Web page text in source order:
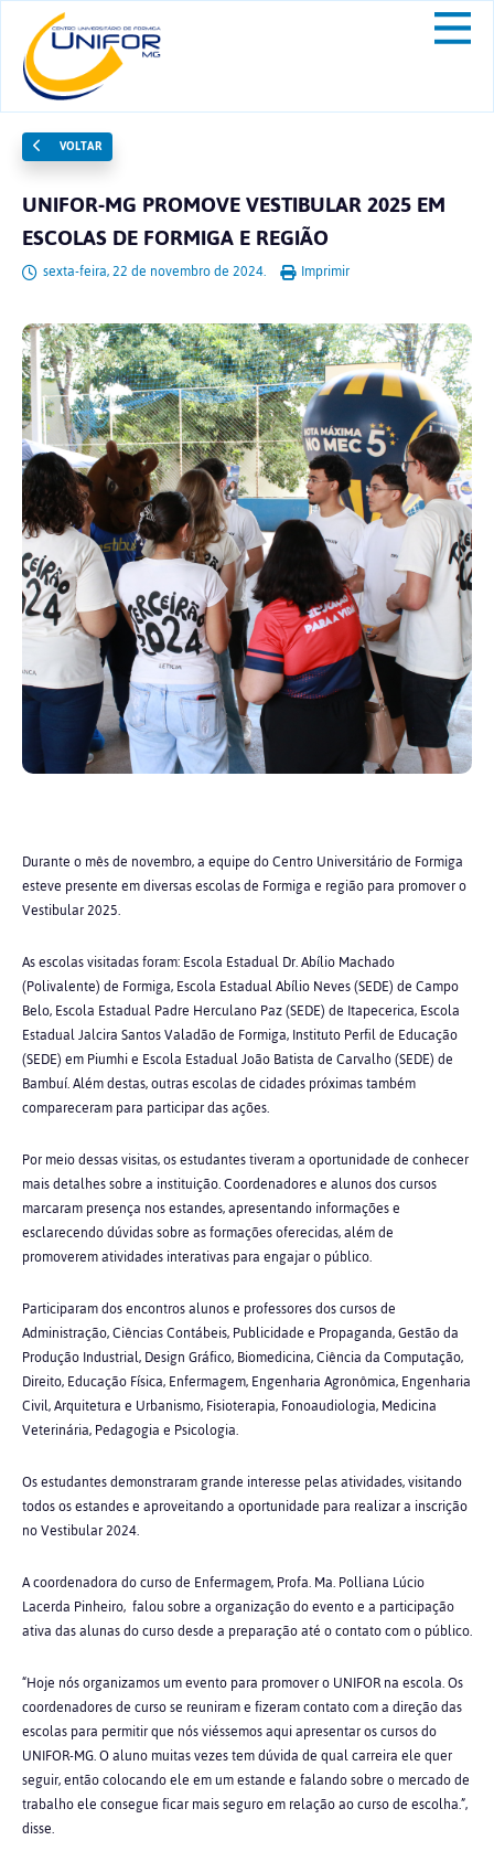
VOLTAR
UNIFOR-MG PROMOVE VESTIBULAR 2025 EM
ESCOLAS DE FORMIGA E REGIÃO
sexta-feira, 22 de novembro de 2024. Imprimir
Durante o mês de novembro, a equipe do Centro Universitário de Formiga
esteve presente em diversas escolas de Formiga e região para promover o
Vestibular 2025.
As escolas visitadas foram: Escola Estadual Dr. Abílio Machado
(Polivalente) de Formiga, Escola Estadual Abílio Neves (SEDE) de Campo
Belo, Escola Estadual Padre Herculano Paz (SEDE) de Itapecerica, Escola
Estadual Jalcira Santos Valadão de Formiga, Instituto Perfil de Educação
(SEDE) em Piumhi e Escola Estadual João Batista de Carvalho (SEDE) de
Bambuí. Além destas, outras escolas de cidades próximas também
compareceram para participar das ações.
Por meio dessas visitas, os estudantes tiveram a oportunidade de conhecer
mais detalhes sobre a instituição. Coordenadores e alunos dos cursos
marcaram presença nos estandes, apresentando informações e
esclarecendo dúvidas sobre as formações oferecidas, além de
promoverem atividades interativas para engajar o público.
Participaram dos encontros alunos e professores dos cursos de
Administração, Ciências Contábeis, Publicidade e Propaganda, Gestão da
Produção Industrial, Design Gráfico, Biomedicina, Ciência da Computação,
Direito, Educação Física, Enfermagem, Engenharia Agronômica, Engenharia
Civil, Arquitetura e Urbanismo, Fisioterapia, Fonoaudiologia, Medicina
Veterinária, Pedagogia e Psicologia.
Os estudantes demonstraram grande interesse pelas atividades, visitando
todos os estandes e aproveitando a oportunidade para realizar a inscrição
no Vestibular 2024.
A coordenadora do curso de Enfermagem, Profa. Ma. Polliana Lúcio
Lacerda Pinheiro, falou sobre a organização do evento e a participação
ativa das alunas do curso desde a preparação até o contato com o público.
“Hoje nós organizamos um evento para promover o UNIFOR na escola. Os
coordenadores de curso se reuniram e fizeram contato com a direção das
escolas para permitir que nós viéssemos aqui apresentar os cursos do
UNIFOR-MG. O aluno muitas vezes tem dúvida de qual carreira ele quer
seguir, então colocando ele em um estande e falando sobre o mercado de
trabalho ele consegue ficar mais seguro em relação ao curso de escolha.”,
disse.